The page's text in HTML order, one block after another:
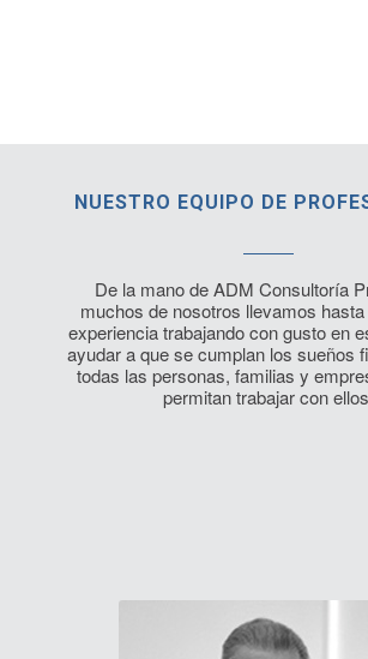
NUESTRO EQUIPO DE
De la mano de ADM Consultoría
muchos de nosotros llevamos
experiencia trabajando con gusto en
ayudar a que se cumplan los sueños
todas las personas, familias y
permitan trabajar con